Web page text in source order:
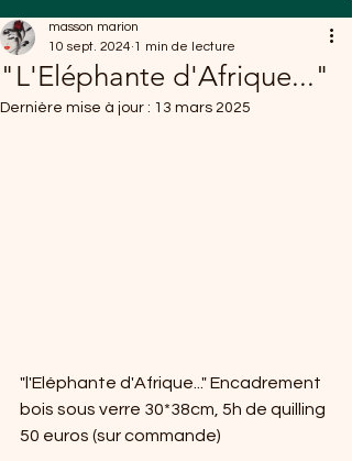
"L'Eléphante d'Afrique..."
masson marion
10 sept. 2024 1 min de lecture
Dernière mise à jour : 13 mars 2025
"l'Eléphante d'Afrique..." Encadrement
bois sous verre 30*38cm, 5h de quilling
50 euros (sur commande)